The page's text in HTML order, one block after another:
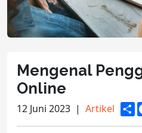
Mengenal
Online
12 Juni 2023 | Artikel S
h
a